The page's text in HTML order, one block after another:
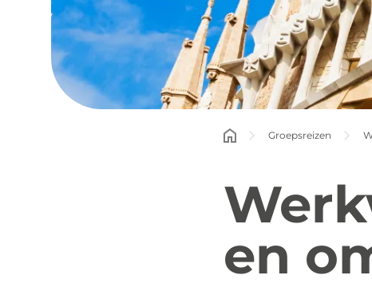
Groepsreizen
en